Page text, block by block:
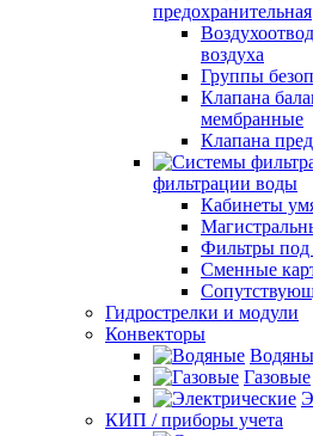
предохранительная
воздуха
Группы
Клапана
мембранные
Клапана
фильтрации воды
Кабинеты
Фильтры
Сменные
Гидрострелки и модули
Конвекторы
Газовые
КИП / приборы учета